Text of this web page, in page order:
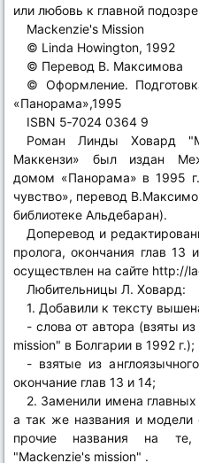
или любовь к главной
Mackenzie's Mission
© Linda Howington, 1992
© Перевод В. Максимова
© Оформление.
«Панорама»,1995
ISBN 5‑7024 0364 9
Роман Линды Ховард
Маккензи» был издан
домом «Панорама» в 1995
чувство», перевод
библиотеке Альдебаран).
Доперевод и
пролога, окончания глав
осуществлен на сайте http://
Любительницы Л. Ховард:
1. Добавили к тексту
- слова от автора (взяты
mission" в Болгарии в 1992 г.);
- взятые из
окончание глав 13 и 14;
2. Заменили имена
а так же названия и модели
прочие названия на те,
"Mackenzie's mission" .